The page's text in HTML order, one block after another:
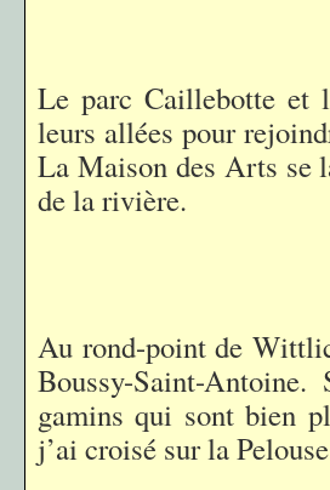
Le parc Caillebotte et
leurs allées pour
La Maison des Arts se
de la rivière.
Au rond-point de
Boussy-Saint-
gamins qui sont bien
j’ai croisé sur la